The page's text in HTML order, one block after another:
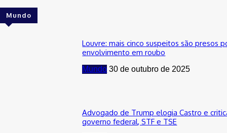
Mundo
Louvre: mais cinco suspeitos são presos
envolvimento em roubo
Mundo 30 de outubro de 2025
Advogado de Trump elogia Castro e
governo federal, STF e TSE